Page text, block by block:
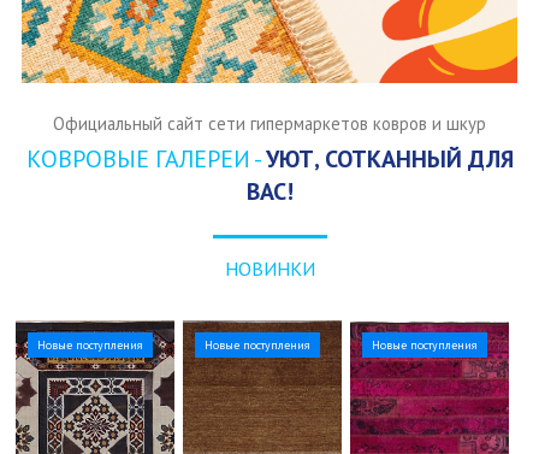
Официальный сайт сети гипермаркетов ковров и шкур
КОВРОВЫЕ ГАЛЕРЕИ -УЮТ, СОТКАННЫЙ ДЛЯ
ВАС!
НОВИНКИ
Новые поступления Новые поступления Новые поступления